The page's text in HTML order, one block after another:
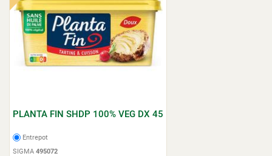
PLANTA FIN SHDP 100% VEG DX 45
Entrepot
SIGMA 495072